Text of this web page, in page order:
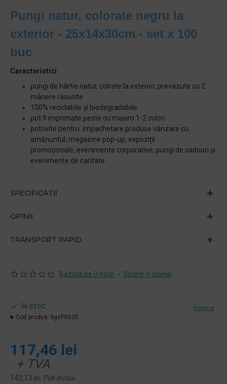
Pungi natur, colorate negru la
exterior - 25x14x30cm - set x 100
buc
Caracteristici
pungi de hârtie natur, colrate la exterior, prevazute cu 2
mânere răsucite
100% reciclabile și biodegradabile
pot fi imprimate peste cu maxim 1-2 culori
potrivite pentru: impachetare produse vânzare cu
amănuntul, magazine pop-up, expoziții
promoționale, evenimente corporative, pungi de cadouri și
evenimente de caritate
SPECIFICATII
OPINII
TRANSPORT RAPID
Bazată pe 0 note. - Spune-ţi opinia
117,46 lei
+ TVA
142,13 lei TVA inclus
ÎN STOC
Cod produs: bgsPK635
Horeca